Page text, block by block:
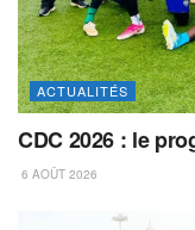
ACTUALITÉS
CDC 2026 : le
6 AOÛT 2026